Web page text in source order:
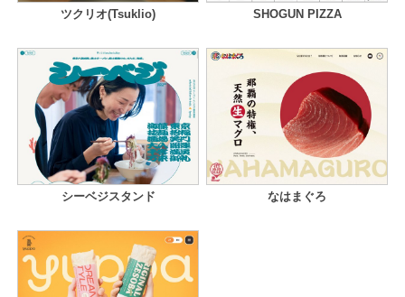
ツクリオ(Tsuklio) SHOGUN PIZZA
シーベジスタンド なはまぐろ